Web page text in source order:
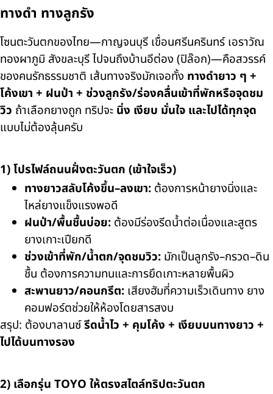
ทางดำ ทางลูกรัง
โซนตะวันตกของไทย—กาญจนบุรี เขื่อนศรีนครินทร์ เอราวัณ
ทองผาภูมิ สังขละบุรี ไปจนถึงบ้านอีต่อง (ปิล๊อก)—คือสวรรค์
ของคนรักธรรมชาติ เส้นทางจริงมักเจอทั้ง ทางดำยาว ๆ +
โค้งเขา + ฝนป่า + ช่วงลูกรัง/ร่องคลื่นเข้าที่พักหรือจุดชม
วิว ถ้าเลือกยางถูก ทริปจะ นิ่ง เงียบ มั่นใจ และไปได้ทุกจุด
แบบไม่ต้องลุ้นครับ
1) โปรไฟล์ถนนฝั่งตะวันตก (เข้าใจเร็ว)
ทางยาวสลับโค้งขึ้น–ลงเขา: ต้องการหน้ายางนิ่งและ
ไหล่ยางแข็งแรงพอดี
ฝนป่า/พื้นชื้นบ่อย: ต้องมีร่องรีดน้ำต่อเนื่องและสูตร
ยางเกาะเปียกดี
ช่วงเข้าที่พัก/น้ำตก/จุดชมวิว: มักเป็นลูกรัง–กรวด–ดิน
ชื้น ต้องการความทนและการยึดเกาะหลายพื้นผิว
สะพานยาว/คอนกรีต: เสียงฮัมที่ความเร็วเดินทาง ยาง
คอมฟอร์ตช่วยให้ห้องโดยสารสงบ
สรุป: ต้องบาลานซ์รีดน้ำไว + คุมโค้ง + เงียบบนทางยาว +
ไปได้บนทางรอง
2) เลือกรุ่น TOYO ให้ตรงสไตล์ทริปตะวันตก